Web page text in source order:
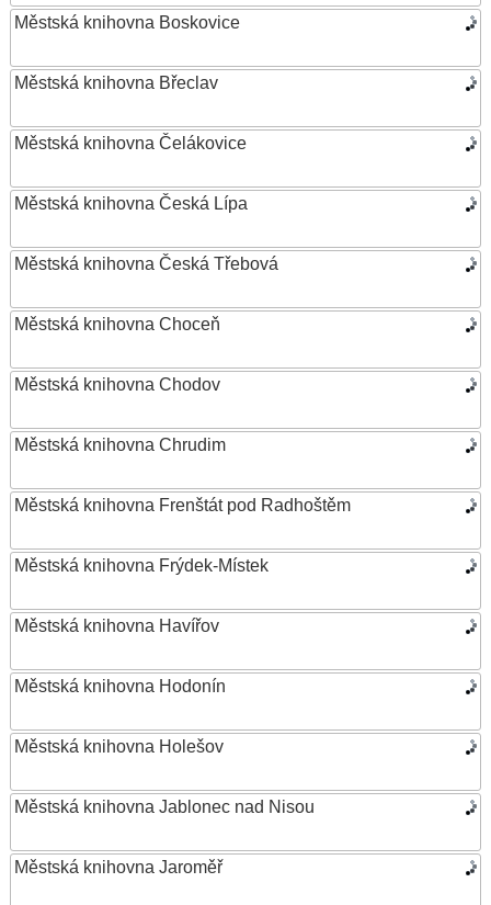
Městská knihovna Boskovice
Městská knihovna Břeclav
Městská knihovna Čelákovice
Městská knihovna Česká Lípa
Městská knihovna Česká Třebová
Městská knihovna Choceň
Městská knihovna Chodov
Městská knihovna Chrudim
Městská knihovna Frenštát pod Radhoštěm
Městská knihovna Frýdek-Místek
Městská knihovna Havířov
Městská knihovna Hodonín
Městská knihovna Holešov
Městská knihovna Jablonec nad Nisou
Městská knihovna Jaroměř